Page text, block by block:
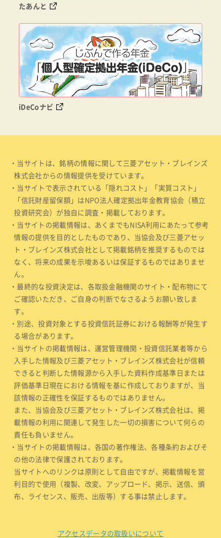
たあんと
iDeCoナビ
・当サイトは、銘柄の情報に関して三菱アセット・ブレインズ
株式会社からの情報提供を受けています。
・当サイトで表示されている「隠れコスト」「実質コスト」
「信託財産留保額」はNPO法人確定拠出年金教育協会（積立
投資研究会）が独自に調査・掲載しております。
・当サイトの掲載情報は、あくまでもNISA利用にあたって参考
情報の提供を目的としたものであり、当協会及び三菱アセッ
ト・ブレインズ株式会社として掲載銘柄を推奨するものでは
なく、将来の成果を示唆あるいは保証するものではありませ
ん。
・最終的な投資決定は、各取扱金融機関のサイト・配布物にて
ご確認いただき、ご自身の判断でなさるようお願い致しま
す。
・別途、投資対象とする投資信託証券における報酬等が発生す
る場合があります。
・当サイトの掲載情報は、運営管理機関・投資信託業者等から
入手した情報及び三菱アセット・ブレインズ株式会社が信頼
できると判断した情報源から入手した資料作成基準日または
評価基準日現在における情報を基に作成しておりますが、当
該情報の正確性を保証するものではありません。
また、当協会及び三菱アセット・ブレインズ株式会社は、掲
載情報の利用に関連して発生した一切の損害について何らの
責任も負いません。
・当サイトの掲載情報は、各国の著作権法、各種条約およびそ
の他の法律で保護されております。
当サイトへのリンクは原則として自由ですが、掲載情報を営
利目的で使用（複製、改変、アップロード、掲示、送信、頒
布、ライセンス、販売、出版等）する事は禁止します。
アクセスデータの取扱いについて